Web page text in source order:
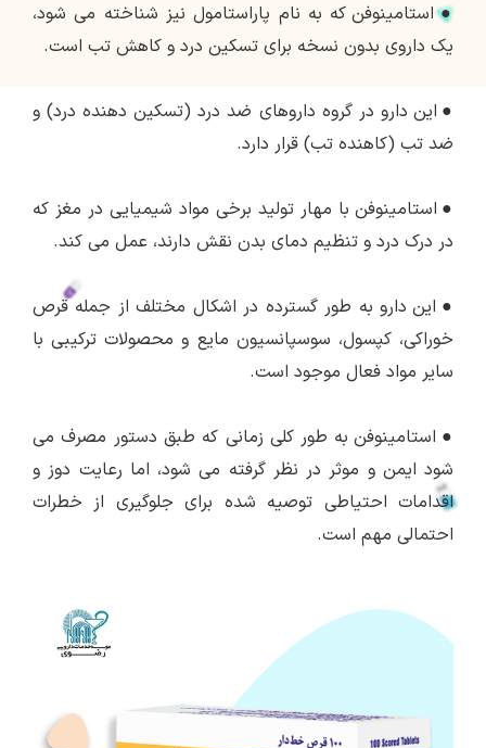
●استامینوفن که به نام پاراستامول نیز شناخته می شود،
یک داروی بدون نسخه برای تسکین درد و کاهش تب است.
● این دارو در گروه داروهای ضد درد (تسکین دهنده درد) و
ضد تب (کاهنده تب) قرار دارد.
● استامینوفن با مهار تولید برخی مواد شیمیایی در مغز که
در درک درد و تنظیم دمای بدن نقش دارند، عمل می کند.
● این دارو به طور گسترده در اشکال مختلف از جمله قرص
خوراکی، کپسول، سوسپانسیون مایع و محصولات ترکیبی با
سایر مواد فعال موجود است.
● استامینوفن به طور کلی زمانی که طبق دستور مصرف می
شود ایمن و موثر در نظر گرفته می شود، اما رعایت دوز و
اقدامات احتیاطی توصیه شده برای جلوگیری از خطرات
احتمالی مهم است.